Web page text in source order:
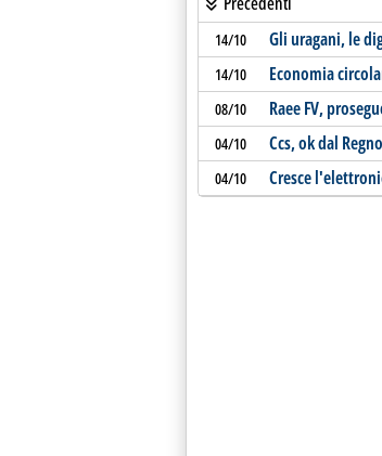
14/10 Gli uragani, le
14/10 Economia
08/10 Raee FV,
04/10 Ccs, ok dal
04/10 Cresce